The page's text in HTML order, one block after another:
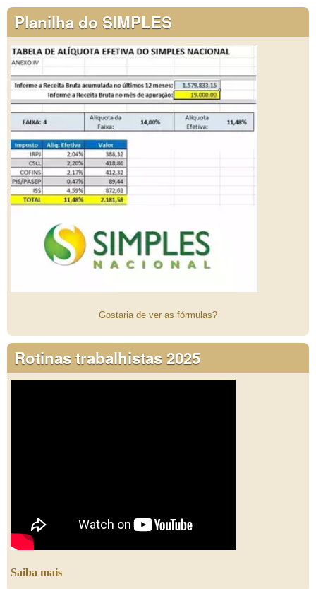
Planilha do SIMPLES
Gostaria de ver as fórmulas?
Rotinas trabalhistas 2025
Saiba mais